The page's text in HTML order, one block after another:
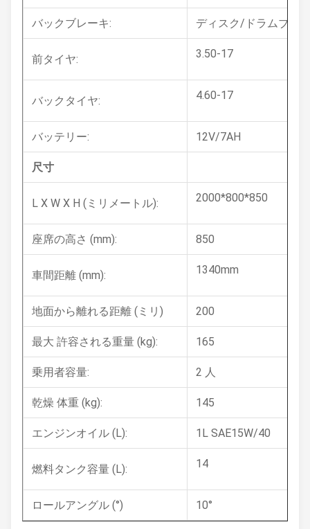
バックブレーキ: ディスク/ドラムブレ
前タイヤ: 3.50-17
バックタイヤ: 4.60-17
バッテリー: 12V/7AH
尺寸
L X W X H (ミリメートル): 2000*800*850
座席の高さ (mm): 850
車間距離 (mm): 1340mm
地面から離れる距離 (ミリ) 200
最大 許容される重量 (kg): 165
乗用者容量: 2 人
乾燥 体重 (kg): 145
エンジンオイル (L): 1L SAE15W/40
燃料タンク容量 (L): 14
ロールアングル (°) 10°